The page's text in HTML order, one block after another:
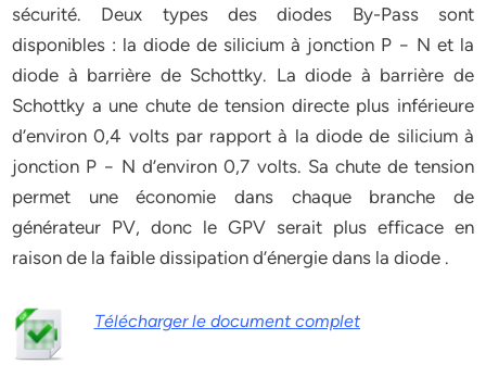
sécurité. Deux types des diodes By-Pass sont
disponibles : la diode de silicium à jonction P − N et la
diode à barrière de Schottky. La diode à barrière de
Schottky a une chute de tension directe plus inférieure
d’environ 0,4 volts par rapport à la diode de silicium à
jonction P − N d’environ 0,7 volts. Sa chute de tension
permet une économie dans chaque branche de
générateur PV, donc le GPV serait plus efficace en
raison de la faible dissipation d’énergie dans la diode .
Télécharger le document complet